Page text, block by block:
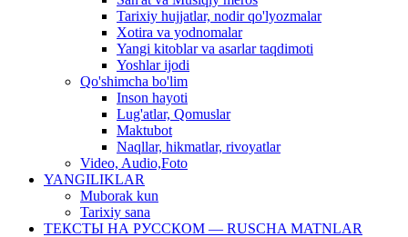
Tarixiy hujjatlar, nodir qo'lyozmalar
Xotira va yodnomalar
Yangi kitoblar va asarlar taqdimoti
Yoshlar ijodi
Qo'shimcha bo'lim
Inson hayoti
Lug'atlar, Qomuslar
Maktubot
Naqllar, hikmatlar, rivoyatlar
Video, Audio,Foto
YANGILIKLAR
Muborak kun
Tarixiy sana
ТЕКСТЫ НА РУССКОМ — RUSCHA MATNLAR